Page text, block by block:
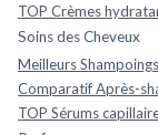
TOP Crèmes
Soins des Cheveux
Meilleurs Shampoings
Comparatif Après-
TOP Sérums